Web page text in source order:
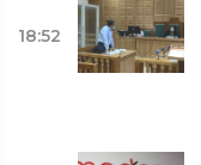
18:52